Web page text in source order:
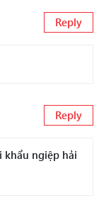
Reply
Reply
khẩu ngiệp hải